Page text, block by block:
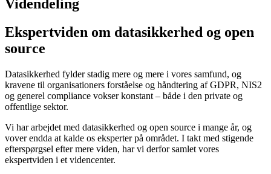
Videndeling
Ekspertviden om datasikkerhed og open
source
Datasikkerhed fylder stadig mere og mere i vores samfund, og
kravene til organisationers forståelse og håndtering af GDPR, NIS2
og generel compliance vokser konstant – både i den private og
offentlige sektor.
Vi har arbejdet med datasikkerhed og open source i mange år, og
vover endda at kalde os eksperter på området. I takt med stigende
efterspørgsel efter mere viden, har vi derfor samlet vores
ekspertviden i et videncenter.